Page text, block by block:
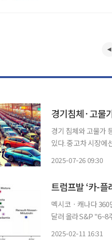
경기침체·고물
경기 침체와 고물가
있다. 중고차 시장에선 내달
2025-07-26 09:30
트럼프발 ‘카-
멕시코ㆍ캐나다
달러 올라S&P "6~8주 사이 관세 혼돈 우
2025-02-11 16:31